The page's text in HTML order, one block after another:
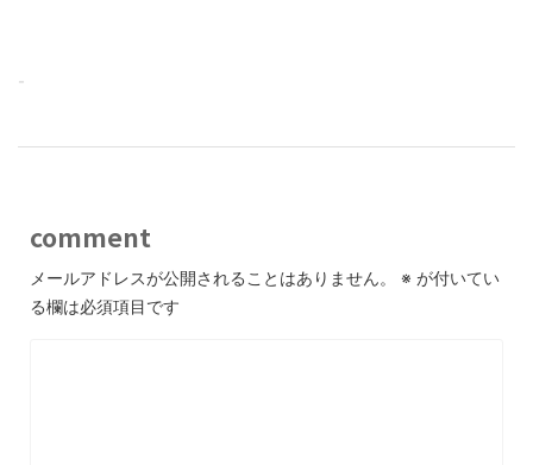
-
comment
メールアドレスが公開されることはありません。 ※ が付いてい
る欄は必須項目です